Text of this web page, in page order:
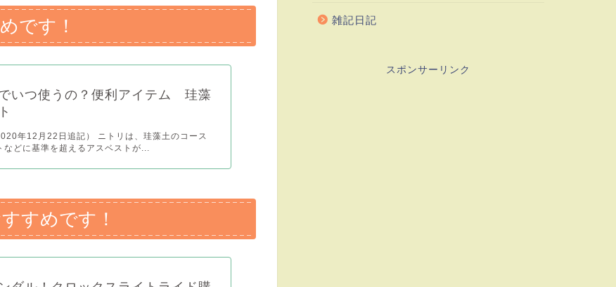
です！
いつ使うの？便利アイテム 珪藻
年12月22日追記） ニトリは、珪藻土のコース
などに基準を超えるアスベストが...
すめです！
雑記日記
スポンサーリンク